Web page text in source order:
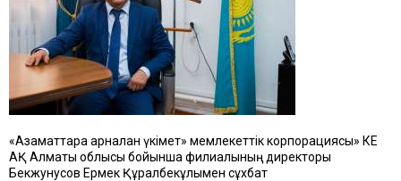
«Азаматтарға арналған үкімет» мемлекеттік корпорациясы» КЕ
АҚ Алматы облысы бойынша филиалының директоры
Бекжунусов Ермек Құралбекұлымен сұхбат